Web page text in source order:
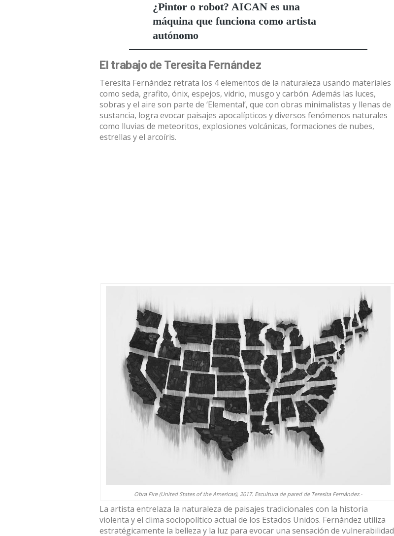
El trabajo de Teresita Fernández
Teresita Fernández retrata los 4 elementos de la naturaleza usando materiales
como seda, grafito, ónix, espejos, vidrio, musgo y carbón. Además las luces,
sobras y el aire son parte de ‘Elemental’, que con obras minimalistas y llenas de
sustancia, logra evocar paisajes apocalípticos y diversos fenómenos naturales
como lluvias de meteoritos, explosiones volcánicas, formaciones de nubes,
estrellas y el arcoíris.
Obra Fire (United States of the Americas), 2017. Escultura de pared de Teresita Fernández.-
La artista entrelaza la naturaleza de paisajes tradicionales con la historia
violenta y el clima sociopolítico actual de los Estados Unidos. Fernández utiliza
estratégicamente la belleza y la luz para evocar una sensación de vulnerabilidad